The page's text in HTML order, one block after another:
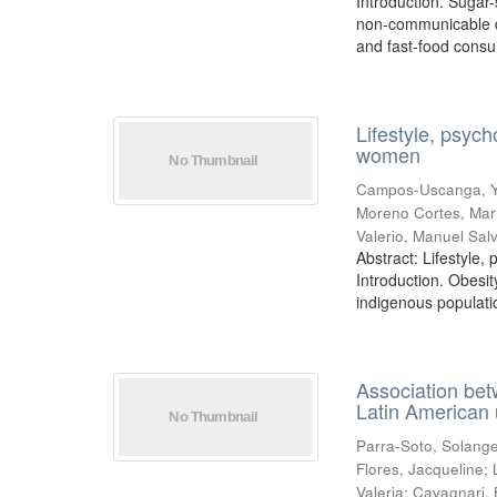
non-
and fast-food
Lifestyle,
women
Campos-Uscanga,
Moreno Cortes,
Valerio, Manuel
Abstract: Lifestyle,
Introduction.
indigenous
Association
Latin
Parra-Soto,
Flores, Jacqueline;
Valeria;Cavagnari,